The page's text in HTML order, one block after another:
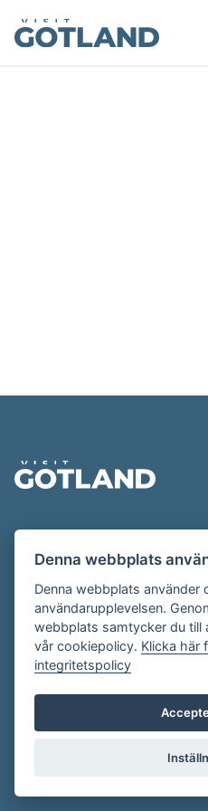
Visit Gotland
Evenemangskalendern
Destination Gotland på
Har du frågor om
evenemang@visitgotland.se.
Cookies
Villkor
Skapa konto
Denna webbplats
Denna webbplats
användarupplevelsen.
webbplats samtycker du till
vår cookiepolicy. Klicka här
integritetspolicy